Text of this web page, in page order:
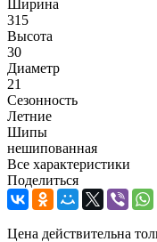
Ширина
315
Высота
30
Диаметр
21
Сезонность
Летние
Шипы
нешипованная
Все характеристики
Поделиться
Цена действительна